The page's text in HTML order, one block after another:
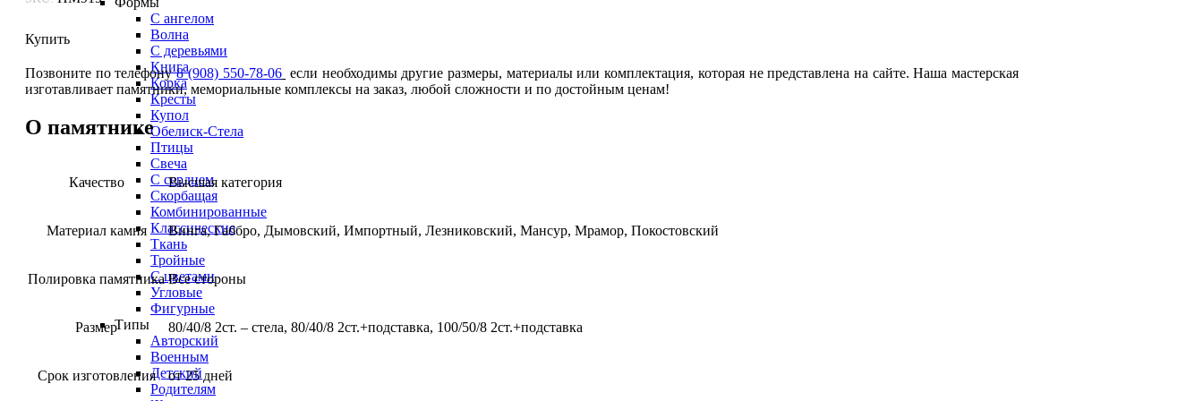
С ангелом
Волна
С деревьями
Книга
Корка
Кресты
Купол
Обелиск-Стела
Птицы
Свеча
С сердцем
Скорбащая
Комбинированные
Классические
Ткань
Тройные
С цветами
Угловые
Фигурные
Типы
Авторский
Военным
Детский
Родителям
Купить
Позвоните по телефону8 (908) 550-78-06 если необходимы другие размеры, материалы или комплектация, которая не представлена на сайте. Наша мастерская
изготавливает памятники, мемориальные комплексы на заказ, любой сложности и по достойным ценам!
О памятнике
Качество Высшая категория
Материал камня Винга, Габбро, Дымовский, Импортный, Лезниковский, Мансур, Мрамор, Покостовский
Полировка памятника Все стороны
Размер 80/40/8 2ст. – стела, 80/40/8 2ст.+подставка, 100/50/8 2ст.+подставка
Срок изготовления от 25 дней